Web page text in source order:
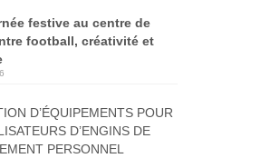
festive au centre de
football, créativité et
D’ÉQUIPEMENTS POUR
D’ENGINS DE
PERSONNEL